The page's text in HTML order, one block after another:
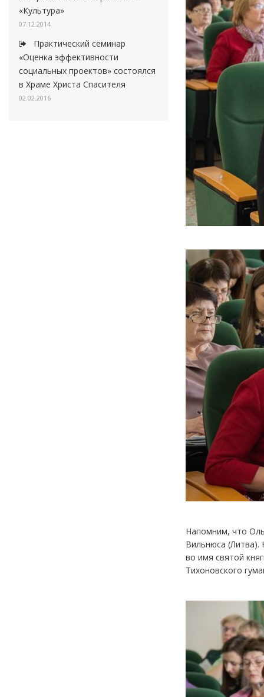
«Культура»
07.12.2014
Практический семинар
«Оценка эффективности
социальных проектов» состоялся
в Храме Христа Спасителя
02.02.2016
Напомним, что
Вильнюса (Литва).
во имя святой
Тихоновского